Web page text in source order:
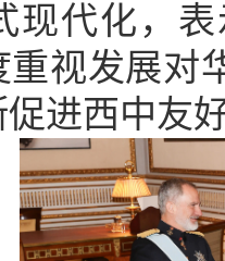
现代化，
重视发展对
进西中友